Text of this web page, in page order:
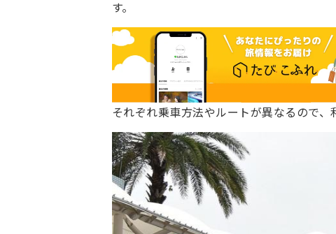
す。
それぞれ乗車方法やルートが異なるので、